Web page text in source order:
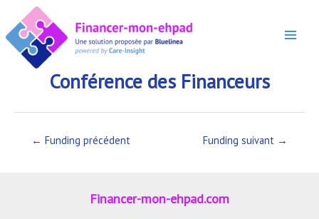
contenu
Conférence des Financeurs
Navigation
← Funding précédent Funding suivant →
Financer-mon-ehpad.com